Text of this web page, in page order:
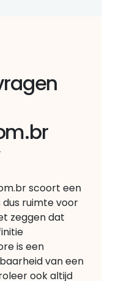
scoort een
dus ruimte voor
zeggen dat
is een
van een
ook altijd